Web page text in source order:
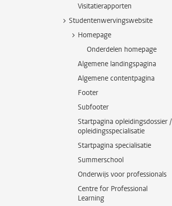
Visitatierapporten
Studentenwervingswebsite
Homepage
Onderdelen homepage
Algemene landingspagina
Algemene contentpagina
Footer
Subfooter
Startpagina opleidingsdossier /
opleidingsspecialisatie
Startpagina specialisatie
Summerschool
Onderwijs voor professionals
Centre for Professional
Learning